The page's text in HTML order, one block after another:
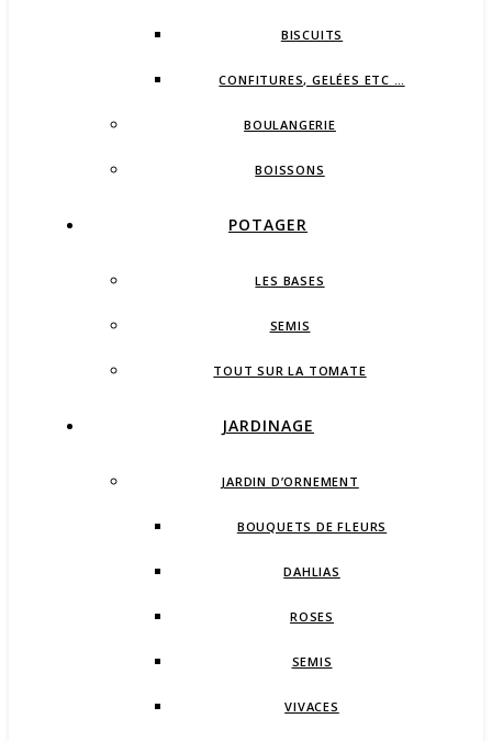
BISCUITS
CONFITURES, GELÉES ETC …
BOULANGERIE
BOISSONS
POTAGER
LES BASES
SEMIS
TOUT SUR LA TOMATE
JARDINAGE
JARDIN D’ORNEMENT
BOUQUETS DE FLEURS
DAHLIAS
ROSES
SEMIS
VIVACES